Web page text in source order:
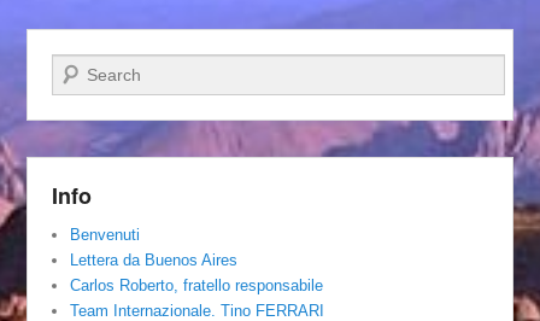
Cerca
Info
Benvenuti
Lettera da Buenos Aires
Carlos Roberto, fratello responsabile
Team Internazionale. Tino FERRARI